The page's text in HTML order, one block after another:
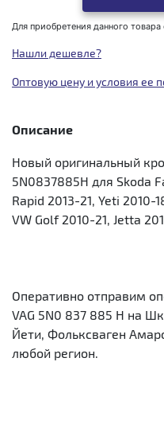
Для приобретения данного
Нашли дешевле?
Оптовую цену и условия ее
Описание
Новый оригинальный
5N0837885H для Skoda
Rapid 2013-21, Yeti 2010-
VW Golf 2010-21, Jetta
Оперативно отправим
VAG 5N0 837 885 H на
Йети, Фольксваген
любой регион.